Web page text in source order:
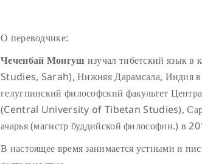
О переводчике:
Чеченбай Монгуш изучал тибетский язык
Studies, Sarah), Нижняя Дарамсала, Индия
гелугпинский философский факультет
(Central University of Tibetan Studies),
ачарья (магистр буддийской философии.) в
В настоящее время занимается устными и